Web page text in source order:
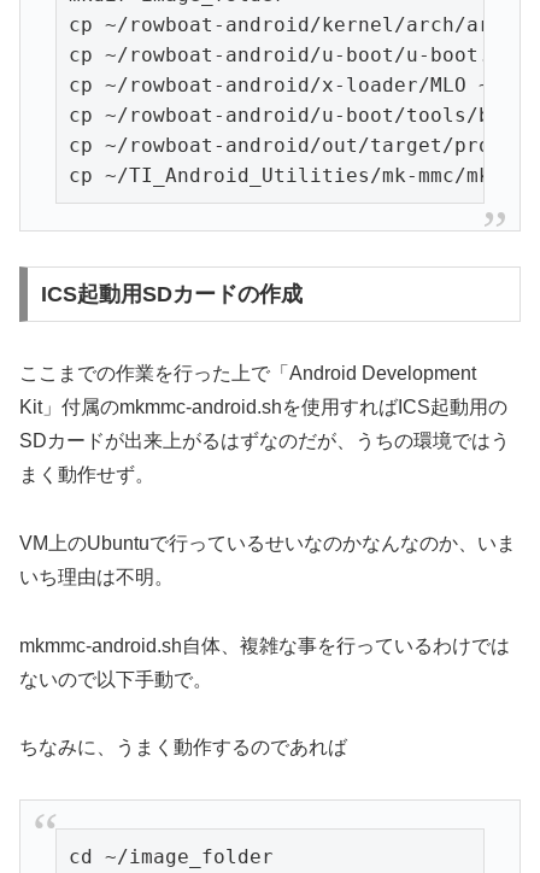
cp ~/rowboat-android/kernel/arch/arm/
cp ~/rowboat-android/u-boot/u-boot.bin
cp ~/rowboat-android/x-loader/MLO ~/
cp ~/rowboat-android/u-boot/tools/
cp ~/rowboat-android/out/target/
cp ~/TI_Android_Utilities/mk-mmc/
ICS起動用SDカードの作成
ここまでの作業を行った上で「Android Development
Kit」付属のmkmmc-android.shを使用すればICS起動用の
SDカードが出来上がるはずなのだが、うちの環境ではう
まく動作せず。
VM上のUbuntuで行っているせいなのかなんなのか、いま
いち理由は不明。
mkmmc-android.sh自体、複雑な事を行っているわけでは
ないので以下手動で。
ちなみに、うまく動作するのであれば
cd ~/image_folder